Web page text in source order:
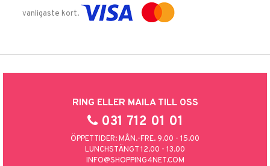
vanligaste kort.
RING ELLER MAILA TILL OSS
031 712 01 01
ÖPPETTIDER: MÅN.-FRE. 9.00 - 15.00
LUNCHSTÄNGT 12.00 - 13.00
INFO@SHOPPING4NET.COM